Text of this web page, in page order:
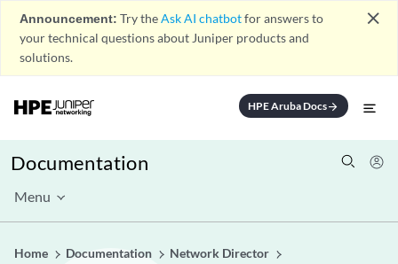
Announcement: Try theAsk AI chatbotfor answers to
your technical questions about Juniper products and
solutions.
close
HPE Aruba Docsarrow_forward
Documentation
Menu
Home Documentation
Network Director